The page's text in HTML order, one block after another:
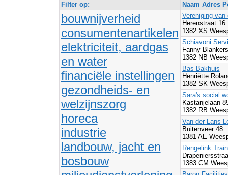
Filter op:
Naam Adres
bouwnijverheid
consumentenartikelen
elektriciteit, aardgas
en water
financiële instellingen
gezondheids- en
welzijnszorg
horeca
industrie
landbouw, jacht en
bosbouw
Vereniging van
Herenstraat 16
1382 XS
Schiavoni
Fanny
1382 NB
Bas Bakhuis
Henriëtte
1382 SK
Sara's social
Kastanjelaan
1382 RB
Van der Lans
Buitenveer 48
1381 AE
Rengelink
1383 CM